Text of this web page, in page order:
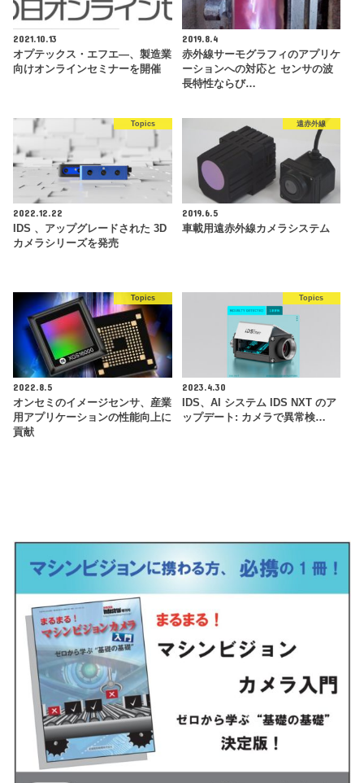
2021.10.13
オプテックス・エフエ―、製造業
向けオンラインセミナーを開催
2019.8.4
赤外線サーモグラフィのアプリケ
ーションへの対応と センサの波
長特性ならび…
Topics
2022.12.22
IDS 、アップグレードされた 3D
カメラシリーズを発売
遠赤外線
2019.6.5
車載用遠赤外線カメラシステム
Topics
2022.8.5
オンセミのイメージセンサ、産業
用アプリケーションの性能向上に
貢献
Topics
2023.4.30
IDS、AI システム IDS NXT のア
ップデート: カメラで異常検…